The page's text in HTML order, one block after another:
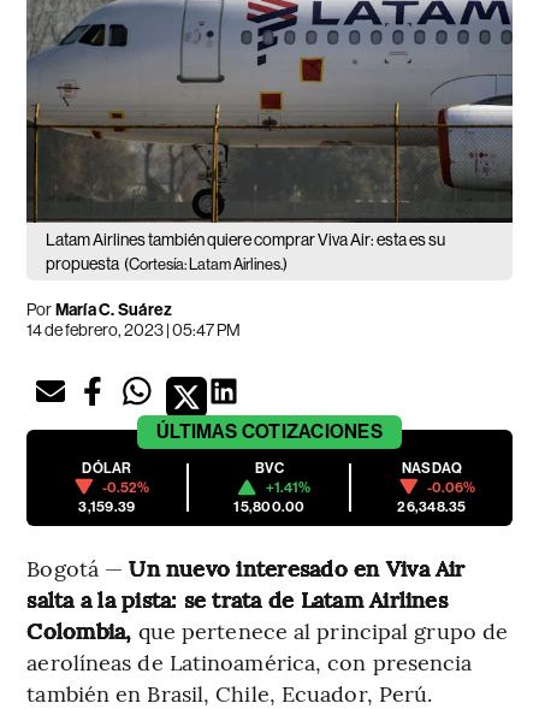
Latam Airlines también quiere comprar Viva Air: esta es su
propuesta (Cortesía: Latam Airlines.)
PorMaría C. Suárez
14 de febrero, 2023 | 05:47 PM
ÚLTIMAS COTIZACIONES
DÓLAR
-0.52%
3,159.39
BVC
+1.41%
15,800.00
NASDAQ
-0.06%
26,348.35
Bogotá —Un nuevo interesado en Viva Air
salta a la pista: se trata de Latam Airlines
Colombia, que pertenece al principal grupo de
aerolíneas de Latinoamérica, con presencia
también en Brasil, Chile, Ecuador, Perú.